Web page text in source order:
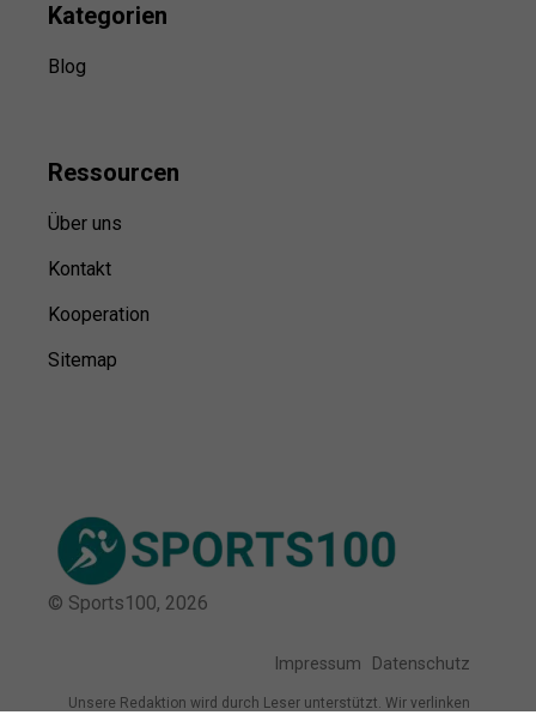
Kategorien
Blog
Ressourcen
Über uns
Kontakt
Kooperation
Sitemap
© Sports100, 2026
Impressum Datenschutz
Unsere Redaktion wird durch Leser unterstützt. Wir verlinken